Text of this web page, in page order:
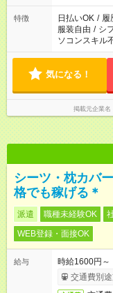
特徴 日払いOK / 履
服装自由 / シ
ソコンスキル
気になる！
掲載元企業名
シーツ・枕カバ
格でも稼げる＊
派遣 職種未経験OK
WEB登録・面接OK
給与
時給1600円
交通費別